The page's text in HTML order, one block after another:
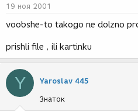
19 ноя 2001
voobshe-to takogo ne dolzno
prishli file , ili kartinku
Y Yaroslav 445
Знаток